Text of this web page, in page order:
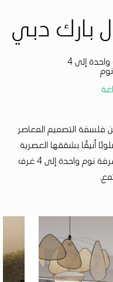
بارك دبي
غرفة واحدة إلى 4
فلسفة التصميم المعاصر
أنيقًا بشققها العصرية
المعروضة للبيع باختيارات تتراوح من غرفة نوم واحدة إلى 4 غرف